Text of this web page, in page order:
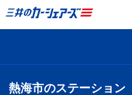
熱海市のステーション